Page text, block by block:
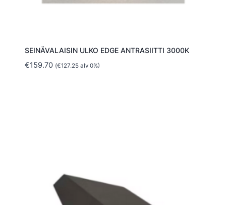
SEINÄVALAISIN ULKO EDGE ANTRASIITTI 3000K
€159.70 (€127.25alv 0%)